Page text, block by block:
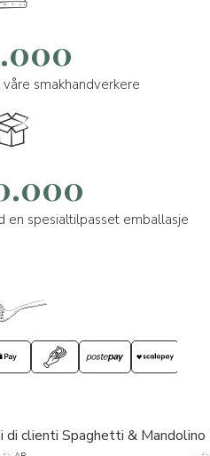
smakhandverkere
en spesialtilpasset emballasje
di clienti Spaghetti & Mandolino